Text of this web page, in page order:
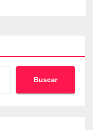
Buscar